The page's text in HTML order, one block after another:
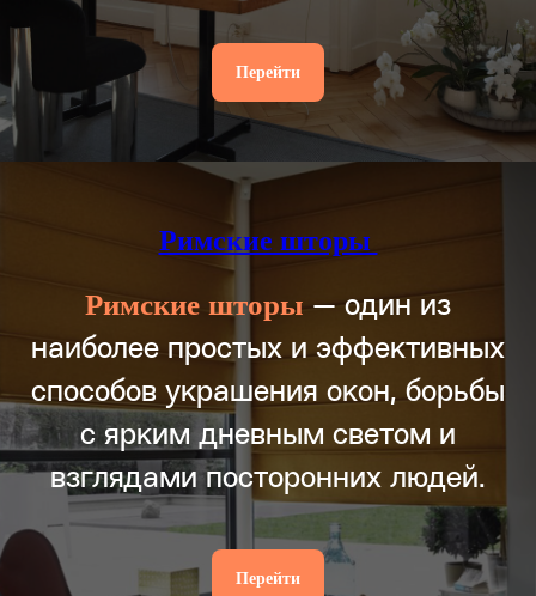
Перейти
Римские шторы
Римские шторы — один из
наиболее простых и эффективных
способов украшения окон, борьбы
с ярким дневным светом и
взглядами посторонних людей.
Перейти